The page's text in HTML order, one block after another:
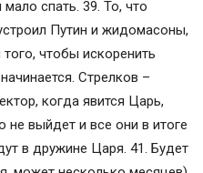
спать. 39. То, что
Путин и жидомасоны,
чтобы искоренить
Стрелков –
когда явится Царь,
не выйдет и все они в итоге
в дружине Царя. 41. Будет